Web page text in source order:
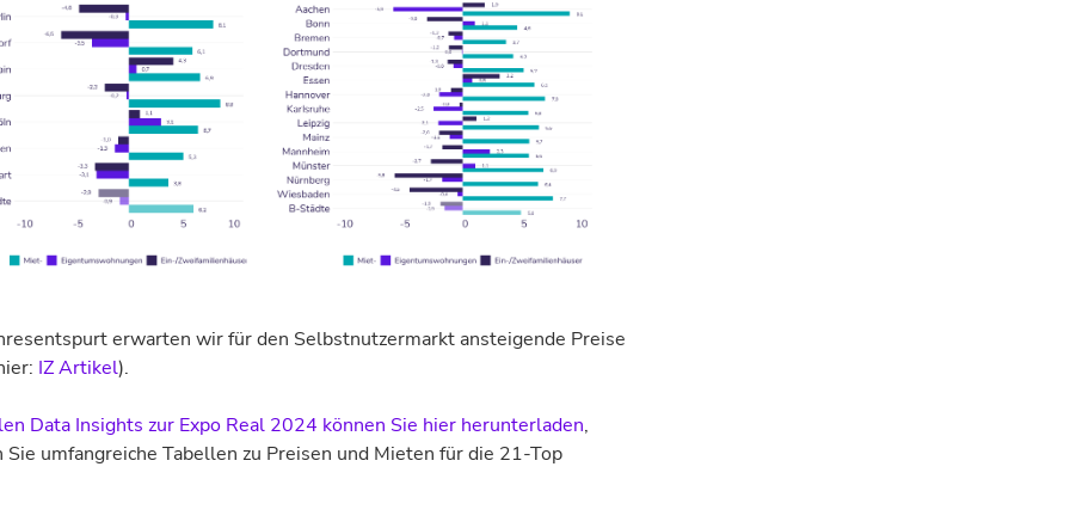
erwarten wir für den Selbstnutzermarkt ansteigende Preise
IZ Artikel).
Data Insights zur Expo Real 2024 können Sie hier herunterladen,
umfangreiche Tabellen zu Preisen und Mieten für die 21-Top